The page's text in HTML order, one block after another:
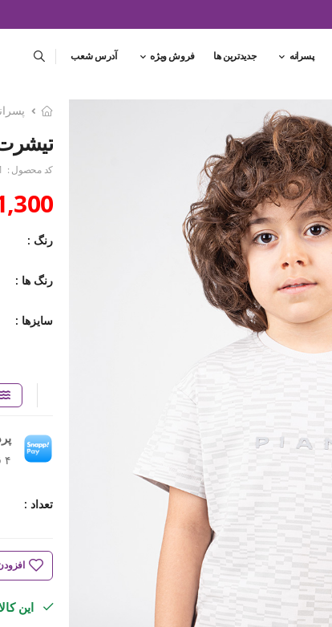
پسرانه جدیدترین ها فروش ویژه آدرس شعب
تیشرت
کد محصول :
رنگ :
رنگ ها :
سایزها :
۴ قسط بدون کارمزد، ماهانه ۳۴۲٬۸۲۵ تومان
تعداد :
این